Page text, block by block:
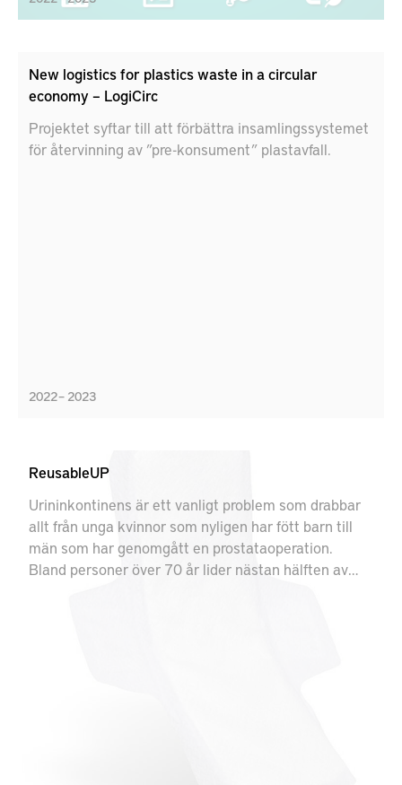
New logistics for plastics waste in a circular
economy – LogiCirc
Projektet syftar till att förbättra insamlingssystemet
för återvinning av ”pre-konsument” plastavfall.
2022 – 2023
ReusableUP
Urininkontinens är ett vanligt problem som drabbar
allt från unga kvinnor som nyligen har fött barn till
män som har genomgått en prostataoperation.
Bland personer över 70 år lider nästan hälften av